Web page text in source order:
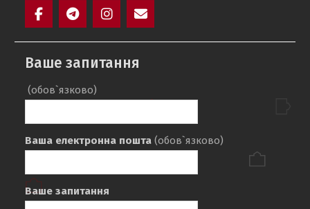
Ваше запитання
(обов`язково)
Ваша електронна пошта (обов`язково)
Ваше запитання